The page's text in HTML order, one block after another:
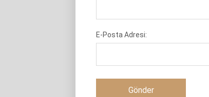
E-Posta Adresi: